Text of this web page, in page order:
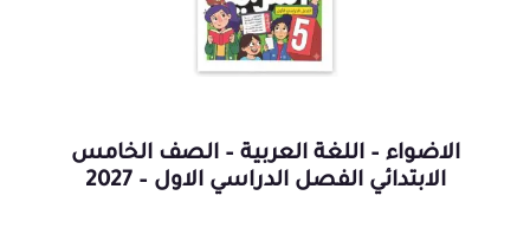
الاضواء – اللغة العربية – الصف الخامس
الابتدائي الفصل الدراسي الاول – 2027